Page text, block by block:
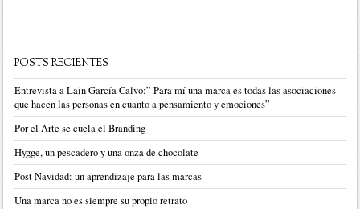
POSTS RECIENTES
Entrevista a Lain García Calvo:” Para mí una marca es todas las asociaciones
que hacen las personas en cuanto a pensamiento y emociones”
Por el Arte se cuela el Branding
Hygge, un pescadero y una onza de chocolate
Post Navidad: un aprendizaje para las marcas
Una marca no es siempre su propio retrato